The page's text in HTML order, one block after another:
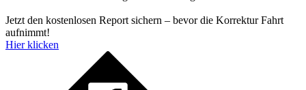
Jetzt den kostenlosen Report sichern – bevor die Korrektur Fahrt
aufnimmt!
Hier klicken